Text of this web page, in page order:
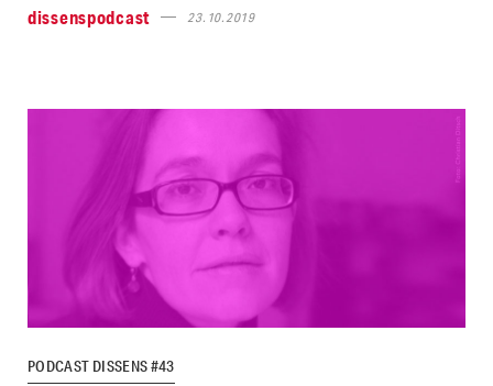
dissenspodcast
23.10.2019
PODCAST DISSENS #43